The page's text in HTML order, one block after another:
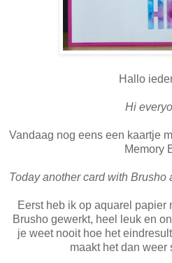
Hallo
Hi
Vandaag nog eens een kaartje
Memory
Today another card with Brusho
Eerst heb ik op aquarel papier
Brusho gewerkt, heel leuk en
je weet nooit hoe het
maakt het dan weer